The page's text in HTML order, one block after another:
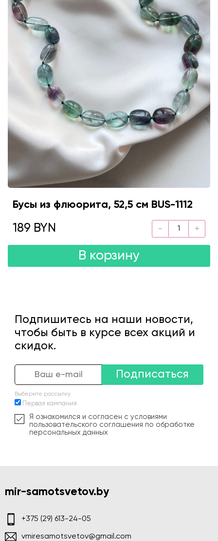
Бусы из флюорита, 52,5 см BUS-1112
189 BYN
В корзину
Подпишитесь на наши новости,
чтобы быть в курсе всех акций и
скидок.
Подписаться
Выберите рассылку
Первая кампания
Я ознакомился и согласен с условиями
пользовательского соглашения по обработке
персональных данных
mir-samotsvetov.by
+375 (29) 613-24-05
vmiresamotsvetov@gmail.com